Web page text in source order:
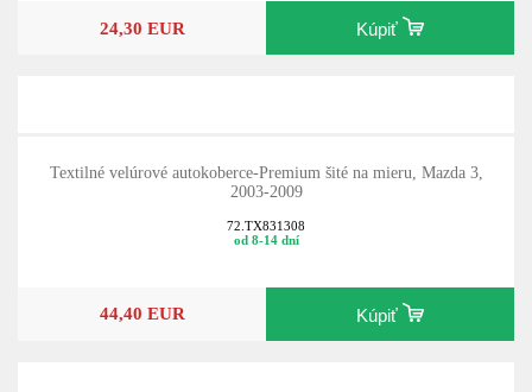
24,30 EUR Kúpiť
Textilné velúrové autokoberce-Premium šité na mieru, Mazda 3,
2003-2009
72.TX831308
od 8-14 dní
44,40 EUR Kúpiť